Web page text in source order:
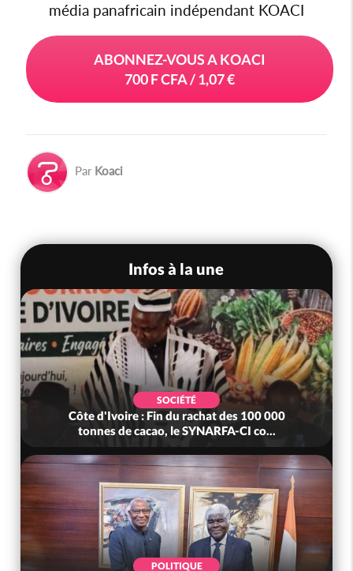
média panafricain indépendant KOACI
ABONNEZ-VOUS A KOACI
700 F CFA / 1,07 €
Par Koaci
Infos à la une
SOCIÉTÉ
Côte d'Ivoire : Fin du rachat des 100 000
tonnes de cacao, le SYNARFA-CI co...
POLITIQUE